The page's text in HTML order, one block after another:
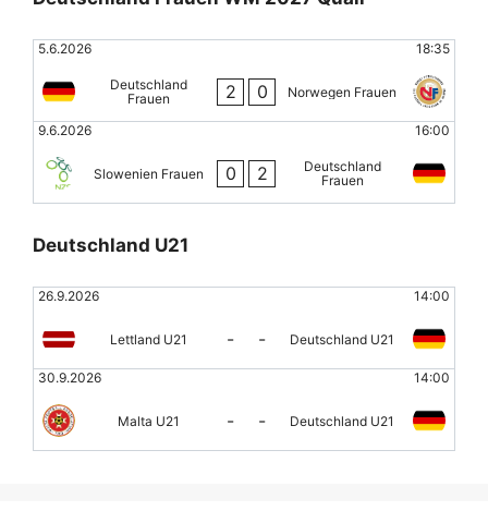
5.6.2026 18:35
Deutschland
Frauen
2 0 Norwegen Frauen
9.6.2026 16:00
Slowenien Frauen 0 2
Deutschland
Frauen
Deutschland U21
26.9.2026 14:00
Lettland U21 - - Deutschland U21
30.9.2026 14:00
Malta U21 - - Deutschland U21